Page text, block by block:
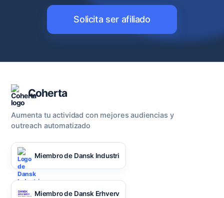
Solicita ser afiliado
Coherta
Aumenta tu actividad con mejores audiencias y
outreach automatizado
Miembro de Dansk Industri
Miembro de Dansk Erhverv